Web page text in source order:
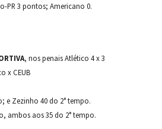
PR 3 pontos; Americano 0.
, nos penais Atlético 4 x 3
x CEUB
e Zezinho 40 do 2° tempo.
ambos aos 35 do 2° tempo.